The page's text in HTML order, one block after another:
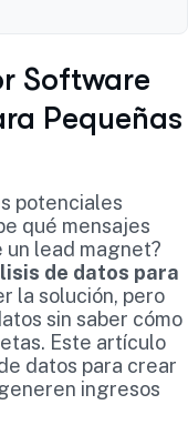
Software
Pequeñas
potenciales
qué mensajes
un lead magnet?
de datos para
la solución, pero
sin saber cómo
Este artículo
datos para crear
ingresos